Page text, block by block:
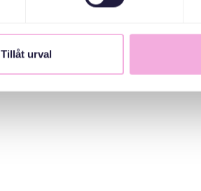
Tillåt urval